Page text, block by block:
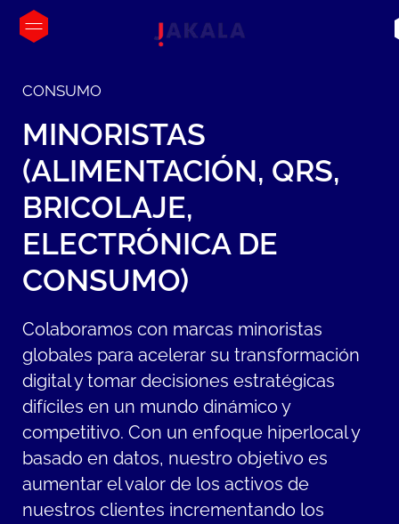
CONSUMO
MINORISTAS
(ALIMENTACIÓN, QRS,
BRICOLAJE,
ELECTRÓNICA DE
CONSUMO)
Colaboramos con marcas minoristas
globales para acelerar su transformación
digital y tomar decisiones estratégicas
difíciles en un mundo dinámico y
competitivo. Con un enfoque hiperlocal y
basado en datos, nuestro objetivo es
aumentar el valor de los activos de
nuestros clientes incrementando los